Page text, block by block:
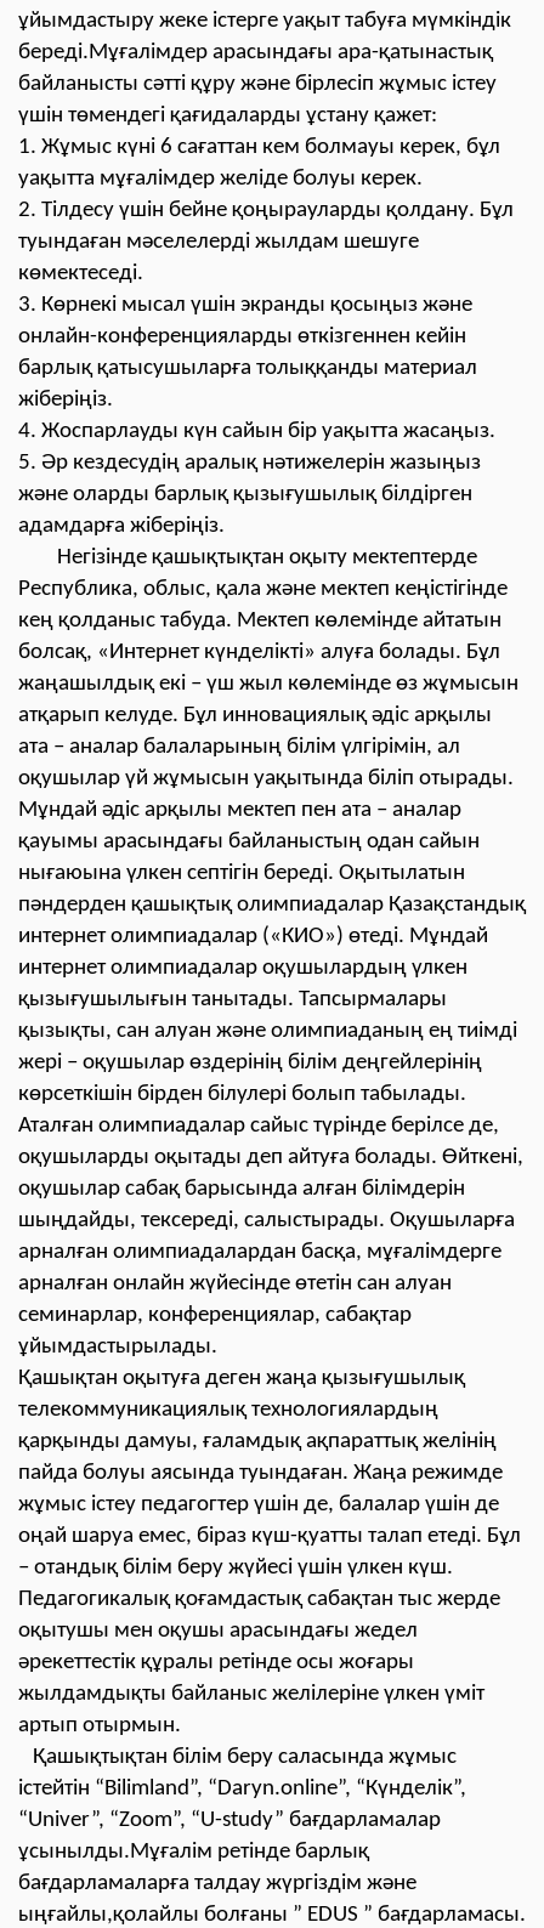
ұйымдастыру жеке істерге уақыт табуға мүмкіндік
береді.Мұғалімдер арасындағы ара-қатынастық
байланысты сәтті құру және бірлесіп жұмыс істеу
үшін төмендегі қағидаларды ұстану қажет:
1. Жұмыс күні 6 сағаттан кем болмауы керек, бұл
уақытта мұғалімдер желіде болуы керек.
2. Тілдесу үшін бейне қоңырауларды қолдану. Бұл
туындаған мәселелерді жылдам шешуге
көмектеседі.
3. Көрнекі мысал үшін экранды қосыңыз және
онлайн-конференцияларды өткізгеннен кейін
барлық қатысушыларға толыққанды материал
жіберіңіз.
4. Жоспарлауды күн сайын бір уақытта жасаңыз.
5. Әр кездесудің аралық нәтижелерін жазыңыз
және оларды барлық қызығушылық білдірген
адамдарға жіберіңіз.
Негізінде қашықтықтан оқыту мектептерде
Республика, облыс, қала және мектеп кеңістігінде
кең қолданыс табуда. Мектеп көлемінде айтатын
болсақ, «Интернет күнделікті» алуға болады. Бұл
жаңашылдық екі – үш жыл көлемінде өз жұмысын
атқарып келуде. Бұл инновациялық әдіс арқылы
ата – аналар балаларының білім үлгірімін, ал
оқушылар үй жұмысын уақытында біліп отырады.
Мұндай әдіс арқылы мектеп пен ата – аналар
қауымы арасындағы байланыстың одан сайын
нығаюына үлкен септігін береді. Оқытылатын
пәндерден қашықтық олимпиадалар Қазақстандық
интернет олимпиадалар («КИО») өтеді. Мұндай
интернет олимпиадалар оқушылардың үлкен
қызығушылығын танытады. Тапсырмалары
қызықты, сан алуан және олимпиаданың ең тиімді
жері – оқушылар өздерінің білім деңгейлерінің
көрсеткішін бірден білулері болып табылады.
Аталған олимпиадалар сайыс түрінде берілсе де,
оқушыларды оқытады деп айтуға болады. Өйткені,
оқушылар сабақ барысында алған білімдерін
шыңдайды, тексереді, салыстырады. Оқушыларға
арналған олимпиадалардан басқа, мұғалімдерге
арналған онлайн жүйесінде өтетін сан алуан
семинарлар, конференциялар, сабақтар
ұйымдастырылады.
Қашықтан оқытуға деген жаңа қызығушылық
телекоммуникациялық технологиялардың
қарқынды дамуы, ғаламдық ақпараттық желінің
пайда болуы аясында туындаған. Жаңа режимде
жұмыс істеу педагогтер үшін де, балалар үшін де
оңай шаруа емес, біраз күш-қуатты талап етеді. Бұл
– отандық білім беру жүйесі үшін үлкен күш.
Педагогикалық қоғамдастық сабақтан тыс жерде
оқытушы мен оқушы арасындағы жедел
әрекеттестік құралы ретінде осы жоғары
жылдамдықты байланыс желілеріне үлкен үміт
артып отырмын.
Қашықтықтан білім беру саласында жұмыс
істейтін “Bilimland”, “Daryn.online”, “Күнделік”,
“Univer”, “Zoom”, “U-study” бағдарламалар
ұсынылды.Мұғалім ретінде барлық
бағдарламаларға талдау жүргіздім және
ыңғайлы,қолайлы болғаны ” EDUS ” бағдарламасы.